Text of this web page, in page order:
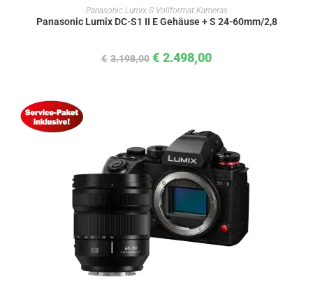
IN DEN WARENKORB
Panasonic Lumix S Vollformat Kameras
Panasonic Lumix DC-S1 II E Gehäuse + S 24-60mm/2,8
€ 3.198,00 € 2.498,00